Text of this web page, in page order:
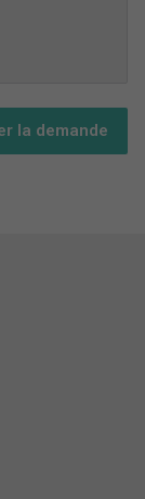
la demande